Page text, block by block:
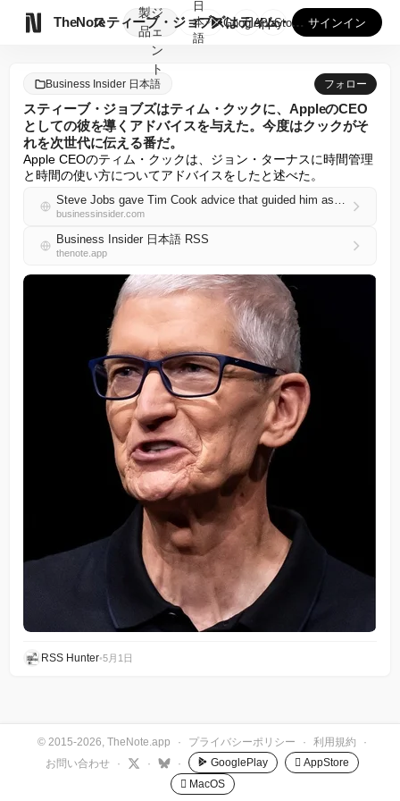
TheNote
製
品
ジ
ェ
ン
ト
スティーブ・ジョブズはティム・クックに、AppleのCEOと...
日
本
語
GooglePlay
AppStore サインイン
Business Insider 日本語 フォロー
スティーブ・ジョブズはティム・クックに、AppleのCEO
としての彼を導くアドバイスを与えた。今度はクックがそ
れを次世代に伝える番だ。
Apple CEOのティム・クックは、ジョン・ターナスに時間管理
と時間の使い方についてアドバイスをしたと述べた。
Steve Jobs gave Tim Cook advice that guided him as Apple CEO. Now it's Cook's turn to pay it forward.
businessinsider.com
Business Insider 日本語 RSS
thenote.app
RSS Hunter•5月1日
© 2015-2026, TheNote.app · プライバシーポリシー · 利用規約
·
お問い合わせ
· · · GooglePlay
 AppStore
 MacOS